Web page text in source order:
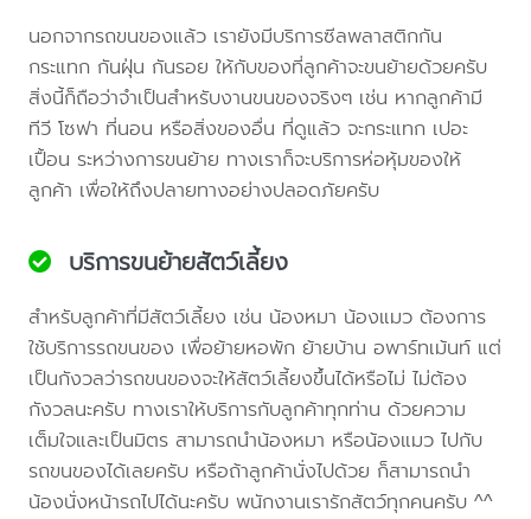
นอกจากรถขนของแล้ว เรายังมีบริการซีลพลาสติกกัน
กระแทก กันฝุ่น กันรอย ให้กับของที่ลูกค้าจะขนย้ายด้วยครับ
สิ่งนี้ก็ถือว่าจำเป็นสำหรับงานขนของจริงๆ เช่น หากลูกค้ามี
ทีวี โซฟา ที่นอน หรือสิ่งของอื่น ที่ดูแล้ว จะกระแทก เปอะ
เปื้อน ระหว่างการขนย้าย ทางเราก็จะบริการห่อหุ้มของให้
ลูกค้า เพื่อให้ถึงปลายทางอย่างปลอดภัยครับ
บริการขนย้ายสัตว์เลี้ยง
สำหรับลูกค้าที่มีสัตว์เลี้ยง เช่น น้องหมา น้องแมว ต้องการ
ใช้บริการรถขนของ เพื่อย้ายหอพัก ย้ายบ้าน อพาร์ทเม้นท์ แต่
เป็นกังวลว่ารถขนของจะให้สัตว์เลี้ยงขึ้นได้หรือไม่ ไม่ต้อง
กังวลนะครับ ทางเราให้บริการกับลูกค้าทุกท่าน ด้วยความ
เต็มใจและเป็นมิตร สามารถนำน้องหมา หรือน้องแมว ไปกับ
รถขนของได้เลยครับ หรือถ้าลูกค้านั่งไปด้วย ก็สามารถนำ
น้องนั่งหน้ารถไปได้นะครับ พนักงานเรารักสัตว์ทุกคนครับ ^^